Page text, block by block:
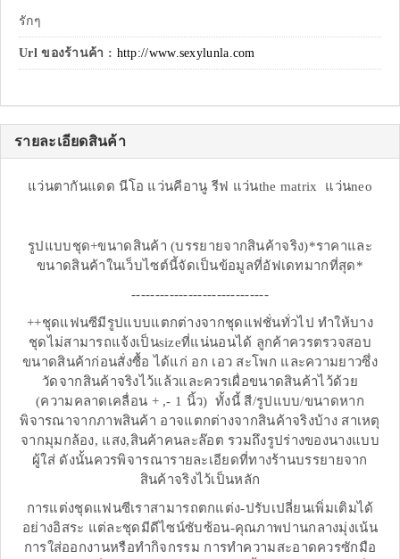
รักๆ
Url ของร้านค้า : http://www.sexylunla.com
รายละเอียดสินค้า
แว่นตากันแดด นีโอ แว่นคีอานู รีฟ แว่นthe matrix แว่นneo
รูปแบบชุด+ขนาดสินค้า (บรรยายจากสินค้าจริง)*ราคาและ
ขนาดสินค้าในเว็บไซต์นี้จัดเป็นข้อมูลที่อัฟเดทมากที่สุด*
-----------------------------
++ชุดแฟนซีมีรูปแบบแตกต่างจากชุดแฟชั่นทั่วไป ทำให้บาง
ชุดไม่สามารถแจ้งเป็นsizeที่แน่นอนได้ ลูกค้าควรตรวจสอบ
ขนาดสินค้าก่อนสั่งซื้อ ได้แก่ อก เอว สะโพก และความยาวซึ่ง
วัดจากสินค้าจริงไว้แล้วและควรเผื่อขนาดสินค้าไว้ด้วย
(ความคลาดเคลื่อน + ,- 1 นิ้ว) ทั้งนี้ สี/รูปแบบ/ขนาดหาก
พิจารณาจากภาพสินค้า อาจแตกต่างจากสินค้าจริงบ้าง สาเหตุ
จากมุมกล้อง, แสง,สินค้าคนละล๊อต รวมถึงรูปร่างของนางแบบ
ผู้ใส่ ดังนั้นควรพิจารณารายละเอียดที่ทางร้านบรรยายจาก
สินค้าจริงไว้เป็นหลัก
การแต่งชุดแฟนซีเราสามารถตกแต่ง-ปรับเปลี่ยนเพิ่มเติมได้
อย่างอิสระ แต่ละชุดมีดีไซน์ซับซ้อน-คุณภาพปานกลางมุ่งเน้น
การใส่ออกงานหรือทำกิจกรรม การทำความสะอาดควรซักมือ